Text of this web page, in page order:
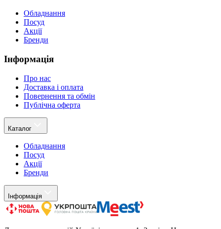
Обладнання
Посуд
Акції
Бренди
Інформація
Про нас
Доставка і оплата
Повернення та обмін
Публічна оферта
Каталог
Обладнання
Посуд
Акції
Бренди
Інформація